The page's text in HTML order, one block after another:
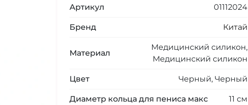
Артикул 01112024
Бренд Китай
Материал
Медицинский силикон,
Медицинский силикон
Цвет Черный, Черный
Диаметр кольца для пениса макс 11 см